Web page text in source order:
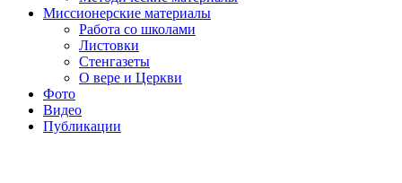
Миссионерские материалы
Работа со школами
Листовки
Стенгазеты
О вере и Церкви
Фото
Видео
Публикации